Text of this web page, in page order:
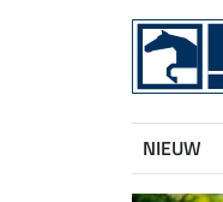
NIEUW